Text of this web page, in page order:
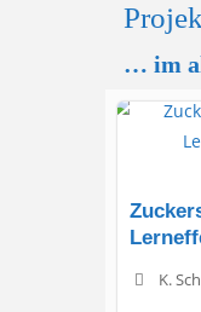
… im
K.